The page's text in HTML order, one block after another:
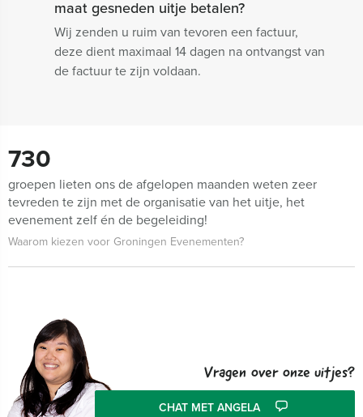
maat gesneden uitje betalen?
Wij zenden u ruim van tevoren een factuur,
deze dient maximaal 14 dagen na ontvangst van
de factuur te zijn voldaan.
730
groepen lieten ons de afgelopen maanden weten zeer
tevreden te zijn met de organisatie van het uitje, het
evenement zelf én de begeleiding!
Waarom kiezen voor Groningen Evenementen?
Vragen over onze uitjes?
CHAT MET ANGELA